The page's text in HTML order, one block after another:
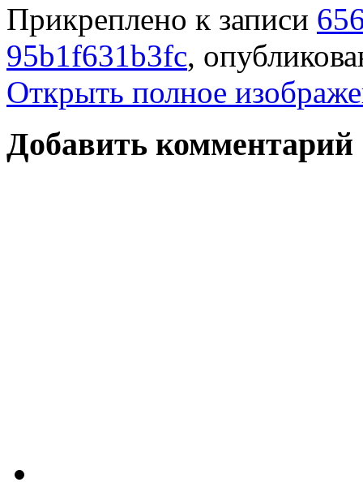
Прикреплено к записи
95b1f631b3fc,
Открыть полное
Добавить комментарий